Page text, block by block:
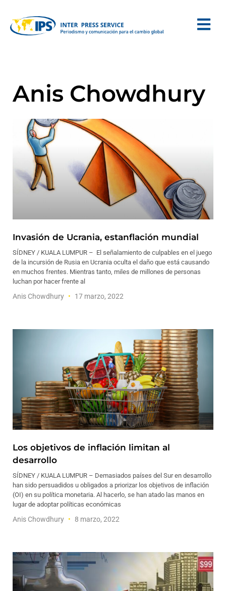
Anis Chowdhury
Invasión de Ucrania, estanflación mundial
SÍDNEY / KUALA LUMPUR – El señalamiento de culpables en el juego
de la incursión de Rusia en Ucrania oculta el daño que está causando
en muchos frentes. Mientras tanto, miles de millones de personas
luchan por hacer frente al
Anis Chowdhury 17 marzo, 2022
Los objetivos de inflación limitan al
desarrollo
SÍDNEY / KUALA LUMPUR – Demasiados países del Sur en desarrollo
han sido persuadidos u obligados a priorizar los objetivos de inflación
(OI) en su política monetaria. Al hacerlo, se han atado las manos en
lugar de adoptar políticas económicas
Anis Chowdhury 8 marzo, 2022